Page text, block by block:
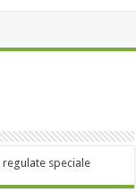
speciale